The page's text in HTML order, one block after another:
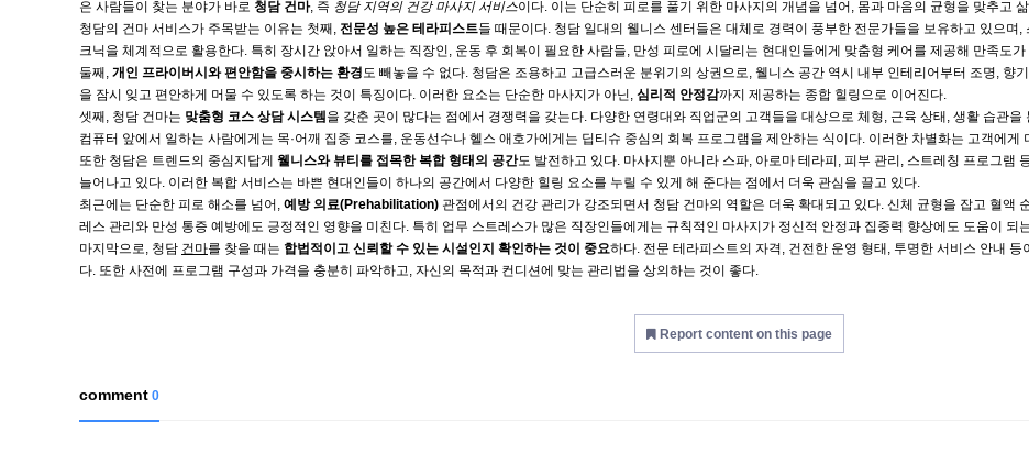
은 사람들이 찾는 분야가 바로 청담 건마, 즉 청담 지역의 건강 마사지 서비스이다. 이는 단순히 피로를 풀기 위한 마사지의 개념을 넘어, 몸과 마음의 균형을 맞추고
청담의 건마 서비스가 주목받는 이유는 첫째, 전문성 높은 테라피스트들 때문이다. 청담 일대의 웰니스 센터들은 대체로 경력이 풍부한 전문가들을 보유하고 있으며,
크닉을 체계적으로 활용한다. 특히 장시간 앉아서 일하는 직장인, 운동 후 회복이 필요한 사람들, 만성 피로에 시달리는 현대인들에게 맞춤형 케어를 제공해 만족도가
둘째, 개인 프라이버시와 편안함을 중시하는 환경도 빼놓을 수 없다. 청담은 조용하고 고급스러운 분위기의 상권으로, 웰니스 공간 역시 내부 인테리어부터 조명, 향
을 잠시 잊고 편안하게 머물 수 있도록 하는 것이 특징이다. 이러한 요소는 단순한 마사지가 아닌, 심리적 안정감까지 제공하는 종합 힐링으로 이어진다.
셋째, 청담 건마는 맞춤형 코스 상담 시스템 을 갖춘 곳이 많다는 점에서 경쟁력을 갖는다. 다양한 연령대와 직업군의 고객들을 대상으로 체형, 근육 상태, 생활 습관
컴퓨터 앞에서 일하는 사람에게는 목·어깨 집중 코스를, 운동선수나 헬스 애호가에게는 딥티슈 중심의 회복 프로그램을 제안하는 식이다. 이러한 차별화는 고객에
또한 청담은 트렌드의 중심지답게 웰니스와 뷰티를 접목한 복합 형태의 공간도 발전하고 있다. 마사지뿐 아니라 스파, 아로마 테라피, 피부 관리, 스트레칭 프로그램
늘어나고 있다. 이러한 복합 서비스는 바쁜 현대인들이 하나의 공간에서 다양한 힐링 요소를 누릴 수 있게 해 준다는 점에서 더욱 관심을 끌고 있다.
최근에는 단순한 피로 해소를 넘어, 예방 의료(Prehabilitation) 관점에서의 건강 관리가 강조되면서 청담 건마의 역할은 더욱 확대되고 있다. 신체 균형을 잡고 혈액
레스 관리와 만성 통증 예방에도 긍정적인 영향을 미친다. 특히 업무 스트레스가 많은 직장인들에게는 규칙적인 마사지가 정신적 안정과 집중력 향상에도 도움이 되
마지막으로, 청담 건마를 찾을 때는 합법적이고 신뢰할 수 있는 시설인지 확인하는 것이 중요하다. 전문 테라피스트의 자격, 건전한 운영 형태, 투명한 서비스 안내
다. 또한 사전에 프로그램 구성과 가격을 충분히 파악하고, 자신의 목적과 컨디션에 맞는 관리법을 상의하는 것이 좋다.
Report content on this page
comment 0